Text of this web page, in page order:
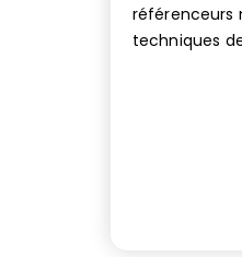
référenceurs
techniques